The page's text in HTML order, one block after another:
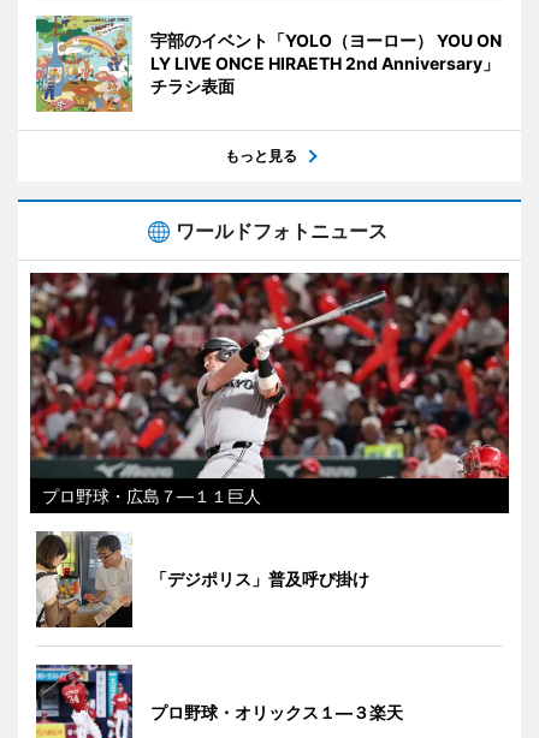
宇部のイベント「YOLO（ヨーロー） YOU ON
LY LIVE ONCE HIRAETH 2nd Anniversary」
チラシ表面
もっと見る
ワールドフォトニュース
プロ野球・広島７―１１巨人
「デジポリス」普及呼び掛け
プロ野球・オリックス１―３楽天